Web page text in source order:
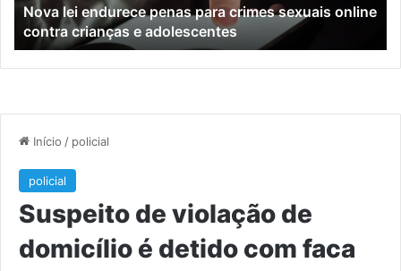
contra
crianças
e
adolescentes
Nova lei endurece penas para crimes sexuais online
contra crianças e adolescentes